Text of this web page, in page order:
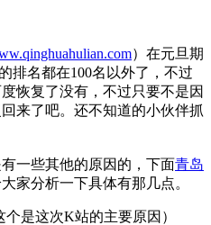
）在元旦期
排名都在100名以外了，不过
恢复了没有，不过只要不是因
来了吧。还不知道的小伙伴抓
一些其他的原因的，下面青岛
家分析一下具体有那几点。
个是这次K站的主要原因）